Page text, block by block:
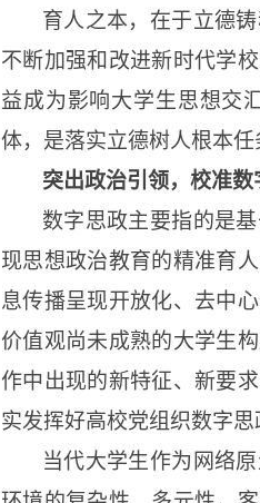
育人之本，在于立德
不断加强和改进新时代学
益成为影响大学生思想交
体，是落实立德树人根本
突出政治引领，校准数
数字思政主要指的是
现思想政治教育的精准育
息传播呈现开放化、去中
价值观尚未成熟的大学生
作中出现的新特征、新要
实发挥好高校党组织数字思
当代大学生作为网络